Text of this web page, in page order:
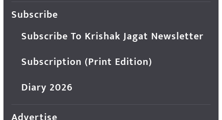
Subscribe
Subscribe To Krishak Jagat Newsletter
Subscription (Print Edition)
Diary 2026